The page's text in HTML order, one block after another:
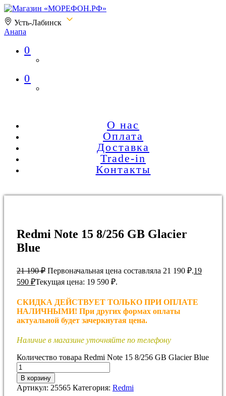
Усть-Лабинск
Анапа
Магазин «МОРЕФОН.РФ»
0
0
О нас
Оплата
Доставка
Trade-in
Контакты
Redmi Note 15 8/256 GB Glacier
Blue
21 190₽ Первоначальная цена составляла 21 190 ₽.19
590 ₽Текущая цена: 19 590 ₽.
СКИДКА ДЕЙСТВУЕТ ТОЛЬКО ПРИ ОПЛАТЕ
НАЛИЧНЫМИ! При других формах оплаты
актуальной будет зачеркнутая цена.
Наличие в магазине уточняйте по телефону
Количество товара Redmi Note 15 8/256 GB Glacier Blue
В корзину
Артикул: 25565 Категория: Redmi